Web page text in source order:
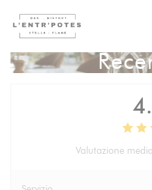
Valutazione